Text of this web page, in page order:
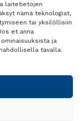
laitetietojen
nämä teknologiat,
tai yksilöllisiin
et anna
ja
tavalla.